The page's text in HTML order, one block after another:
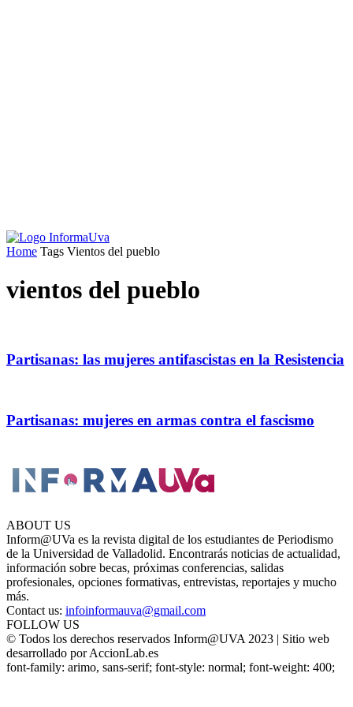
Home Tags Vientos del pueblo
vientos del pueblo
Partisanas: las mujeres antifascistas en la Resistencia
Partisanas: mujeres en armas contra el fascismo
ABOUT US
Inform@UVa es la revista digital de los estudiantes de Periodismo
de la Universidad de Valladolid. Encontrarás noticias de actualidad,
información sobre becas, próximas conferencias, salidas
profesionales, opciones formativas, entrevistas, reportajes y mucho
más.
Contact us: infoinformauva@gmail.com
FOLLOW US
© Todos los derechos reservados Inform@UVA 2023 | Sitio web
desarrollado por AccionLab.es
font-family: arimo, sans-serif; font-style: normal; font-weight: 400;